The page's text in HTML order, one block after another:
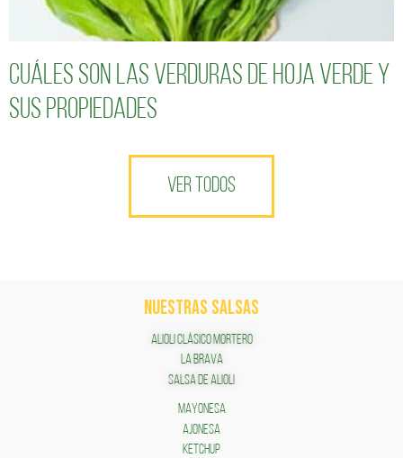
Cuáles son las verduras de hoja verde y
sus propiedades
VER TODOS
NUESTRAS SALSAS
ALIOLI CLÁSICO MORTERO
LA BRAVA
SALSA DE ALIOLI
MAYONESA
AJONESA
KETCHUP